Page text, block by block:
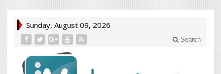
Sunday, August 09, 2026
Search